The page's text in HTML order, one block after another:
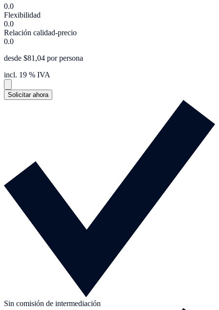
0.0
Flexibilidad
0.0
Relación calidad-precio
0.0
desde $81,04 por persona
incl. 19 % IVA
Solicitar ahora
Sin comisión de intermediación